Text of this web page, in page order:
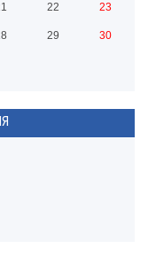
22 23
29 30